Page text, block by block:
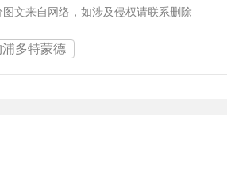
文来自网络，如涉及侵权请联系删除
多特蒙德